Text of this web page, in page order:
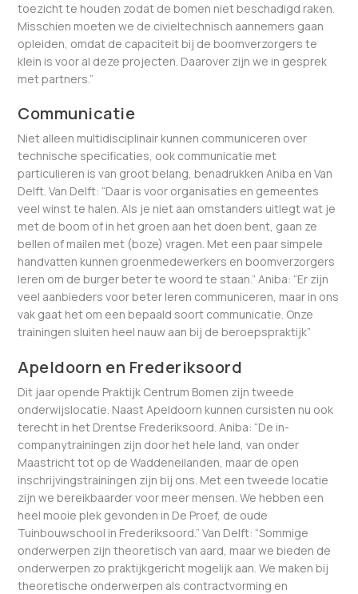
toezicht te houden zodat de bomen niet beschadigd raken.
Misschien moeten we de civieltechnisch aannemers gaan
opleiden, omdat de capaciteit bij de boomverzorgers te
klein is voor al deze projecten. Daarover zijn we in gesprek
met partners.”
Communicatie
Niet alleen multidisciplinair kunnen communiceren over
technische specificaties, ook communicatie met
particulieren is van groot belang, benadrukken Aniba en Van
Delft. Van Delft: “Daar is voor organisaties en gemeentes
veel winst te halen. Als je niet aan omstanders uitlegt wat je
met de boom of in het groen aan het doen bent, gaan ze
bellen of mailen met (boze) vragen. Met een paar simpele
handvatten kunnen groenmedewerkers en boomverzorgers
leren om de burger beter te woord te staan.” Aniba: “Er zijn
veel aanbieders voor beter leren communiceren, maar in ons
vak gaat het om een bepaald soort communicatie. Onze
trainingen sluiten heel nauw aan bij de beroepspraktijk”
Apeldoorn en Frederiksoord
Dit jaar opende Praktijk Centrum Bomen zijn tweede
onderwijslocatie. Naast Apeldoorn kunnen cursisten nu ook
terecht in het Drentse Frederiksoord. Aniba: “De in-
companytrainingen zijn door het hele land, van onder
Maastricht tot op de Waddeneilanden, maar de open
inschrijvingstrainingen zijn bij ons. Met een tweede locatie
zijn we bereikbaarder voor meer mensen. We hebben een
heel mooie plek gevonden in De Proef, de oude
Tuinbouwschool in Frederiksoord.” Van Delft: “Sommige
onderwerpen zijn theoretisch van aard, maar we bieden de
onderwerpen zo praktijkgericht mogelijk aan. We maken bij
theoretische onderwerpen als contractvorming en